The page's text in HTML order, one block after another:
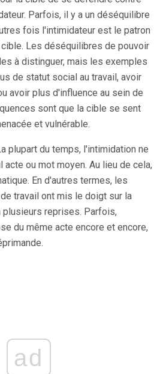
Parfois, il y a un déséquilibre
fois l'intimidateur est le patron
Les déséquilibres de pouvoir
à distinguer, mais les exemples
de statut social au travail, avoir
avoir plus d'influence au sein de
sont que la cible se sent
et vulnérable.
plupart du temps, l'intimidation ne
ou mot moyen. Au lieu de cela,
En d'autres termes, les
travail ont mis le doigt sur la
plusieurs reprises. Parfois,
du même acte encore et encore,
ad